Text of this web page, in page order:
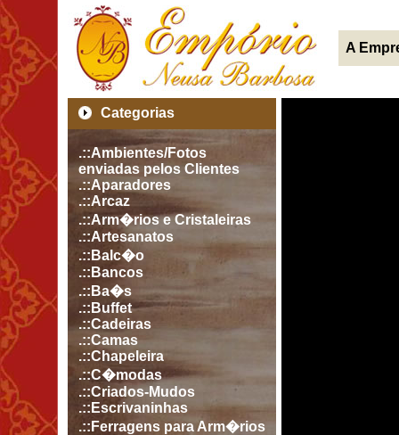
A
Categorias
.::Ambientes/Fotos
enviadas pelos Clientes
.::Aparadores
.::Arcaz
.::Arm�rios e Cristaleiras
.::Artesanatos
.::Balc�o
.::Bancos
.::Ba�s
.::Buffet
.::Cadeiras
.::Camas
.::Chapeleira
.::C�modas
.::Criados-Mudos
.::Escrivaninhas
.::Ferragens para Arm�rios